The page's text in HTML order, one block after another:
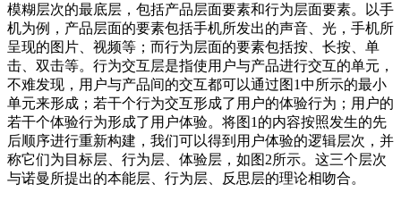
模糊层次的最底层，包括产品层面要素和行为层面要素。以手
机为例，产品层面的要素包括手机所发出的声音、光，手机所
呈现的图片、视频等；而行为层面的要素包括按、长按、单
击、双击等。行为交互层是指使用户与产品进行交互的单元，
不难发现，用户与产品间的交互都可以通过图1中所示的最小
单元来形成；若干个行为交互形成了用户的体验行为；用户的
若干个体验行为形成了用户体验。将图1的内容按照发生的先
后顺序进行重新构建，我们可以得到用户体验的逻辑层次，并
称它们为目标层、行为层、体验层，如图2所示。这三个层次
与诺曼所提出的本能层、行为层、反思层的理论相吻合。